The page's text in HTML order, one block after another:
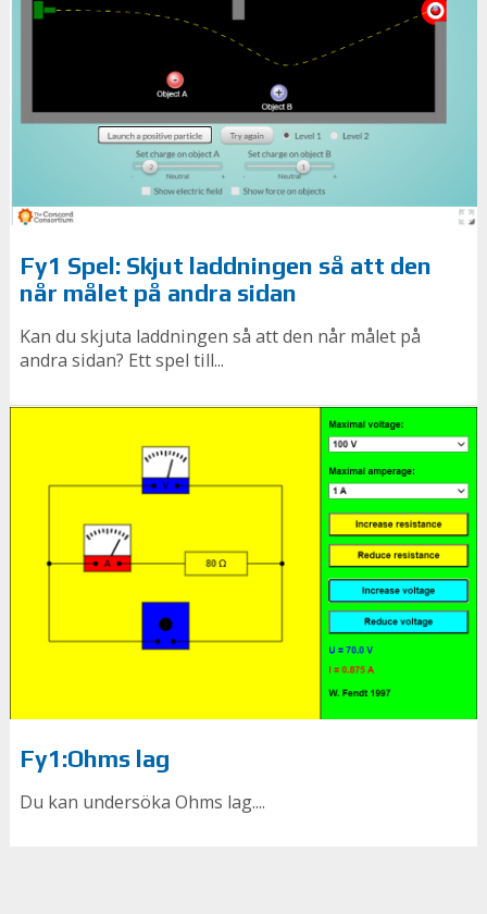
Fy1 Spel: Skjut laddningen så att den
når målet på andra sidan
Kan du skjuta laddningen så att den når målet på
andra sidan? Ett spel till...
Fy1:Ohms lag
Du kan undersöka Ohms lag....